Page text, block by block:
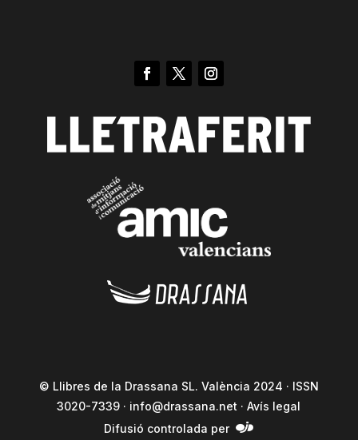
© Llibres de la Drassana SL. València 2024 · ISSN
3020-7339 · info@drassana.net ·Avís legal
Difusió controlada per